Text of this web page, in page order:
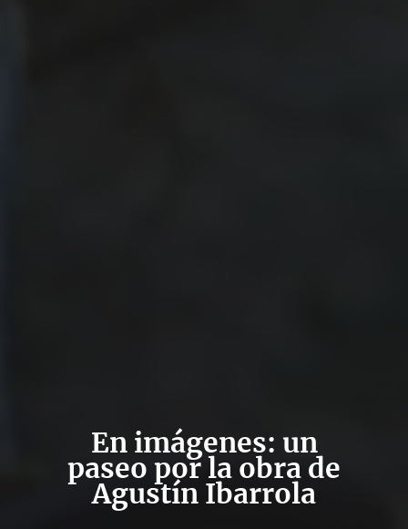
En imágenes: un
paseo por la obra de
Agustín Ibarrola